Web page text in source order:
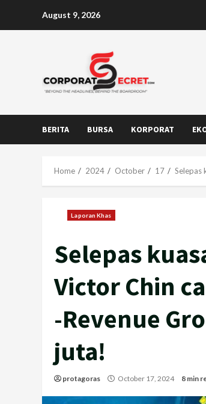
August 9, 2026
BERITA BURSA KORPORAT
Home 2024 October 17 Selepas
Laporan Khas
Selepas
Victor Chin
-Revenue
juta!
protagoras October 17, 2024 8 min